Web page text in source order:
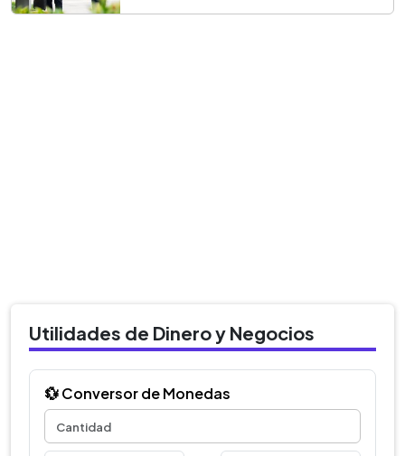
Utilidades de Dinero y Negocios
💱 Conversor de Monedas